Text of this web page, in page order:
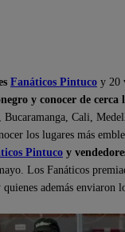
Fanáticos Pintuco y 20
y conocer de cerca
Cali,
los lugares más
Pintuco y
Los Fanáticos
además